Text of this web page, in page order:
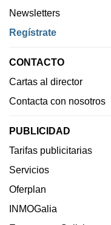
Newsletters
Regístrate
CONTACTO
Cartas al director
Contacta con nosotros
PUBLICIDAD
Tarifas publicitarias
Servicios
Oferplan
INMOGalia